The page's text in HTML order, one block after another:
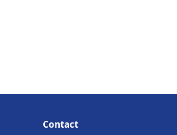
Contact